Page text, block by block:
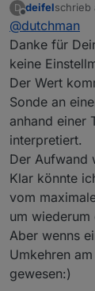
D
Offline
deifelschrieb
zuletzt
@dutchman
Danke für
keine
Der Wert
Sonde an
anhand einer
interpretiert.
Der Aufwand
Klar könnte
vom
um wiederum
Aber wenns
Umkehren
gewesen:)